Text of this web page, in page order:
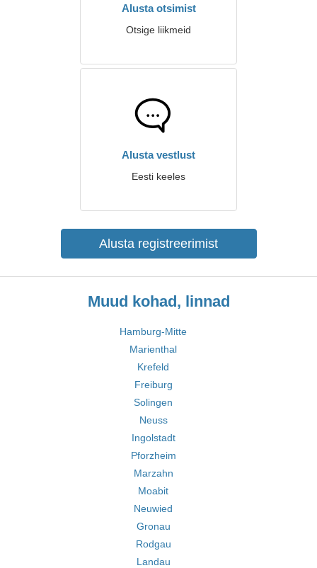
Alusta otsimist
Otsige liikmeid
Alusta vestlust
Eesti keeles
Alusta registreerimist
Muud kohad, linnad
Hamburg-Mitte
Marienthal
Krefeld
Freiburg
Solingen
Neuss
Ingolstadt
Pforzheim
Marzahn
Moabit
Neuwied
Gronau
Rodgau
Landau